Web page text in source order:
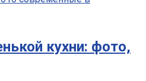
кухни: фото,